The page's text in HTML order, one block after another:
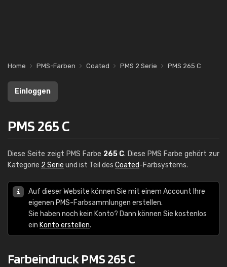
Home PMS-Farben Coated PMS 2 Serie PMS 265 C
Einloggen
PMS 265 C
Diese Seite zeigt PMS Farbe 265 C. Diese PMS Farbe gehört zur
Kategorie 2 Serie und ist Teil des Coated-Farbsystems.
Auf dieser Website können Sie mit einem Account Ihre
eigenen PMS-Farbsammlungen erstellen.
Sie haben noch kein Konto? Dann können Sie kostenlos
ein Konto erstellen.
Farbeindruck PMS 265 C